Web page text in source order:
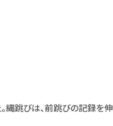
縄跳びは、前跳びの記録を伸